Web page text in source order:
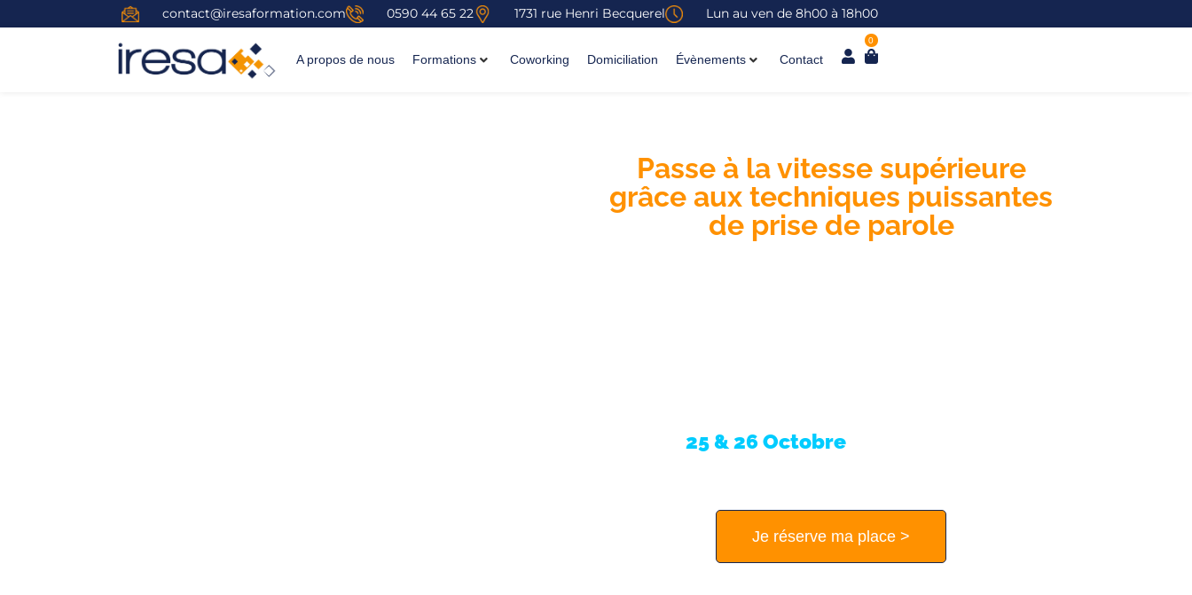
contact@iresaformation.com 0590 44 65 22 1731 rue Henri Becquerel Lun au ven de 8h00 à 18h00
A propos de nous Formations Coworking Domiciliation Évènements Contact
0
Passe à la vitesse supérieure
grâce aux techniques puissantes
de prise de parole
25 & 26 Octobre
Je réserve ma place >